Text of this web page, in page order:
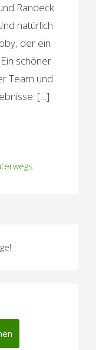
Randeck
natürlich
der ein
Ein schöner
Team und
[…]